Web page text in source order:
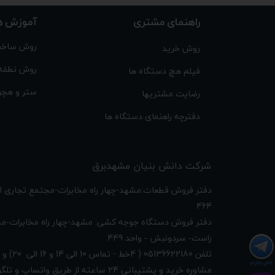
شرکت دانش بنیان مشهدبرق
​دفتر فروش قطعات:مشهد-چهار راه مخابرات-مجتمع
464
دفتر فروش دستگاه جوجه کشی: مشهد-چهار راه مخابرات-
راست- سردونبش - واحد 449
تلفن 05136622180 ( 4خط - تماس 10 الی 14 و 16 الی 20) و 09156851224 و 09332222814
مشاوره خرید و پشتیبانی 24 ساعته از طریق واتساپ و تلگرام با شماره های 09156851224 و 09923887708
راهنمای مشتری
روش خرید
فیلم هچ دستگاه ها
رضایت مشتریها
دفترچه راهنمای دستگاه ها
آموزش
روش
روش
ستر و